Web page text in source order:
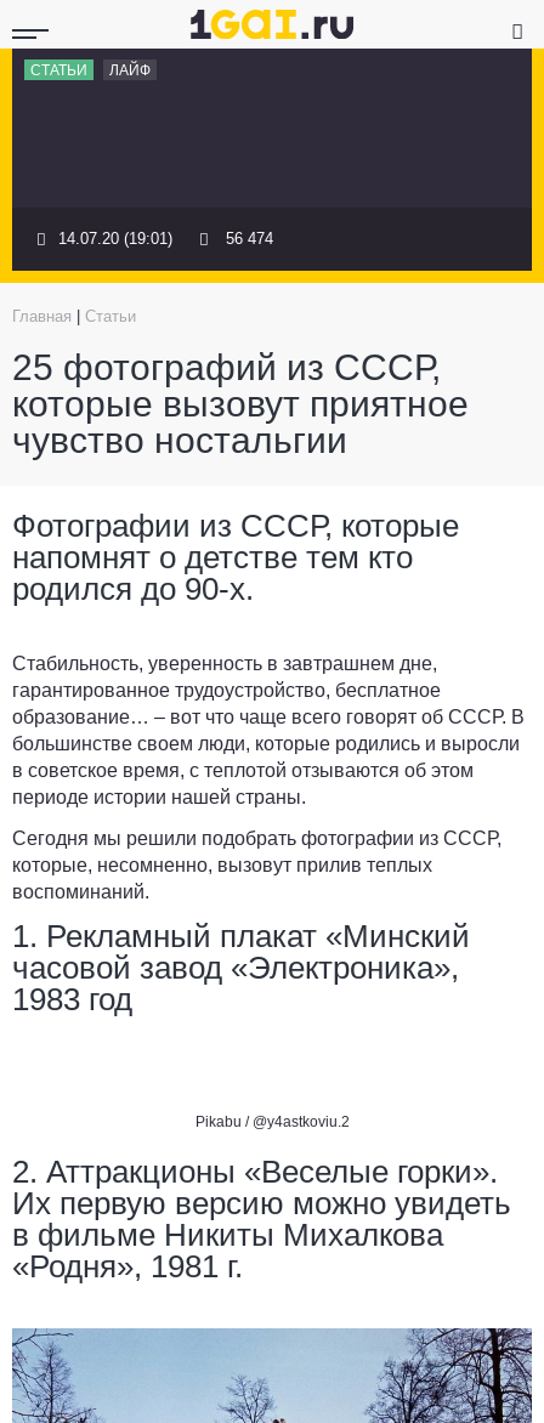
СТАТЬИ ЛАЙФ
14.07.20 (19:01) 56 474
Главная Статьи
25 фотографий из СССР,
которые вызовут приятное
чувство ностальгии
Фотографии из СССР, которые
напомнят о детстве тем кто
родился до 90-х.
Стабильность, уверенность в завтрашнем дне,
гарантированное трудоустройство, бесплатное
образование… – вот что чаще всего говорят об СССР. В
большинстве своем люди, которые родились и выросли
в советское время, с теплотой отзываются об этом
периоде истории нашей страны.
Сегодня мы решили подобрать фотографии из СССР,
которые, несомненно, вызовут прилив теплых
воспоминаний.
1. Рекламный плакат «Минский
часовой завод «Электроника»,
1983 год
Pikabu / @y4astkoviu.2
2. Аттракционы «Веселые горки».
Их первую версию можно увидеть
в фильме Никиты Михалкова
«Родня», 1981 г.